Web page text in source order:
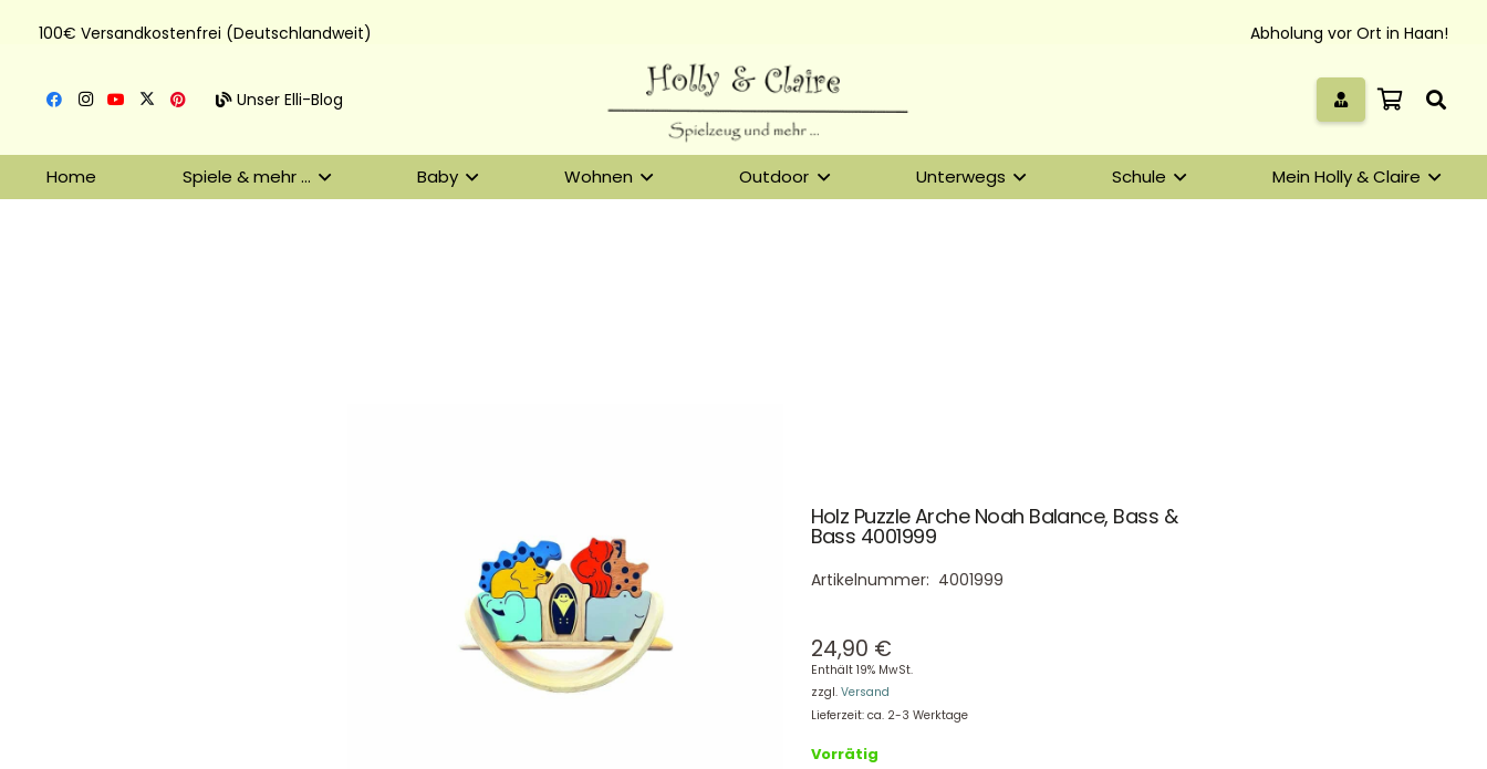
100€ Versandkostenfrei (Deutschlandweit) Abholung vor Ort in Haan!
Unser Elli-Blog
Home Spiele & mehr … Baby Wohnen Outdoor Unterwegs Schule Mein Holly & Claire
Holz Puzzle Arche Noah Balance, Bass &
Bass 4001999
Artikelnummer: 4001999
24,90 €
Enthält 19% MwSt.
zzgl. Versand
Lieferzeit: ca. 2-3 Werktage
Vorrätig